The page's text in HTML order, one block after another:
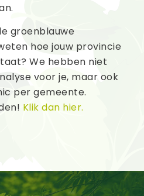
groenblauwe
hoe jouw provincie
We hebben niet
voor je, maar ook
per gemeente.
Klik dan hier.